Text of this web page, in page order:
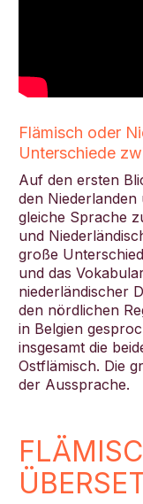
Flämisch oder
Unterschiede
Auf den ersten
den Niederlanden
gleiche Sprache
und
große
und das
niederländischer
den nördlichen
in Belgien
insgesamt die
Ostflämisch. Die
der Aussprache.